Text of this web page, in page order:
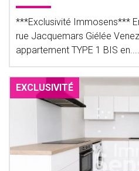
***Exclusivité Immosens***
rue Jacquemars Giélée
appartement TYPE 1 BIS
EXCLUSIVITÉ